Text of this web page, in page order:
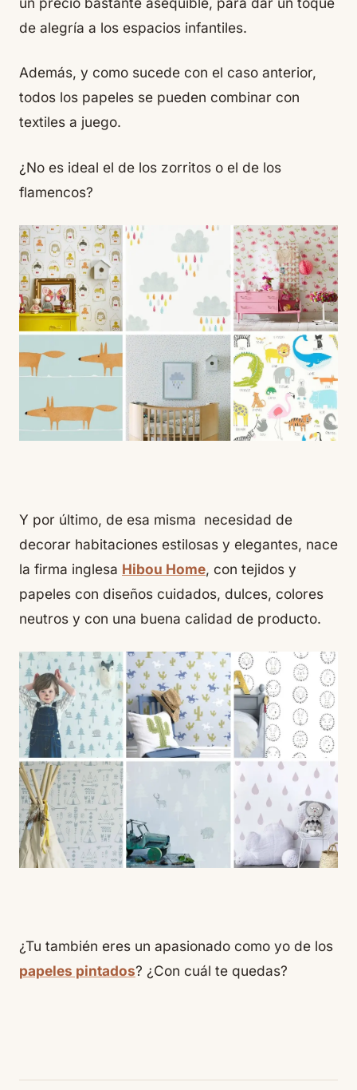
de alegría a los espacios infantiles.
Además, y como sucede con el caso anterior,
todos los papeles se pueden combinar con
textiles a juego.
¿No es ideal el de los zorritos o el de los
flamencos?
Y por último, de esa misma necesidad de
decorar habitaciones estilosas y elegantes, nace
la firma inglesa Hibou Home, con tejidos y
papeles con diseños cuidados, dulces, colores
neutros y con una buena calidad de producto.
¿Tu también eres un apasionado como yo de los
papeles pintados? ¿Con cuál te quedas?